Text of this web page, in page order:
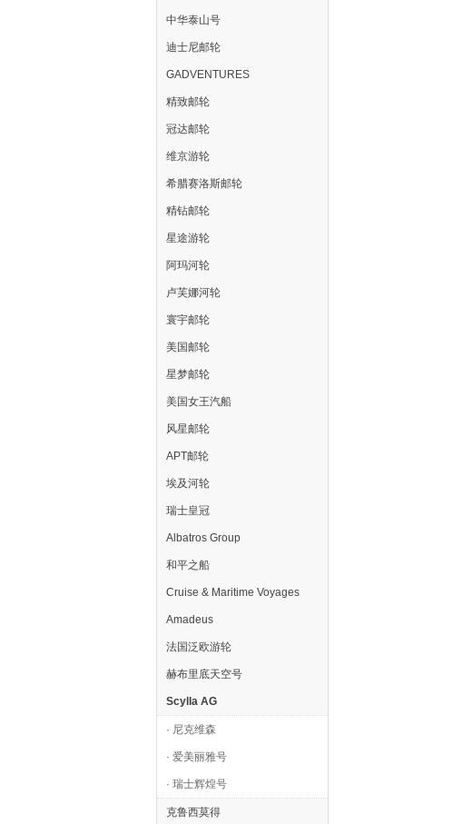
中华泰山号
迪士尼邮轮
GADVENTURES
精致邮轮
冠达邮轮
维京游轮
希腊赛洛斯邮轮
精钻邮轮
星途游轮
阿玛河轮
卢芙娜河轮
寰宇邮轮
美国邮轮
星梦邮轮
美国女王汽船
风星邮轮
APT邮轮
埃及河轮
瑞士皇冠
Albatros Group
和平之船
Cruise & Maritime Voyages
Amadeus
法国泛欧游轮
赫布里底天空号
Scylla AG
· 尼克维森
· 爱美丽雅号
· 瑞士辉煌号
克鲁西莫得